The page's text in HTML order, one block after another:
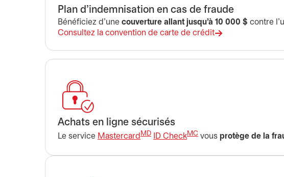
Plan d’indemnisation en cas de fraude
Bénéficiez d’une couverture allant jusqu’à 10 000 $ contre
Consultez la convention de carte de crédit
s’ouvre dans un nouvel onglet
Achats en ligne sécurisés
Le service Mastercard MD ID CheckMC vous protège de la